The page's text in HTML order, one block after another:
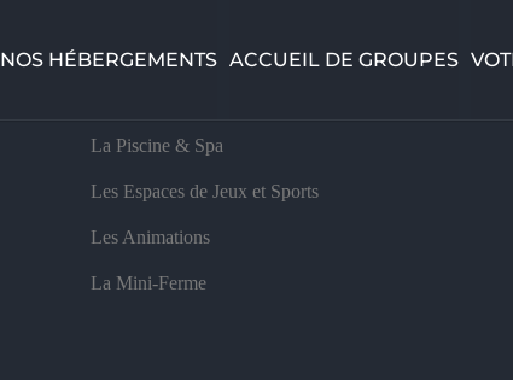
NOS HÉBERGEMENTS ACCUEIL DE GROUPES
La Piscine & Spa
Les Espaces de Jeux et Sports
Les Animations
La Mini-Ferme